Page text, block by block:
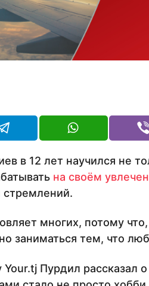
в 12 лет научился не
на своём
многих, потому что,
заниматься тем, что
Your.tj Пурдил рассказал